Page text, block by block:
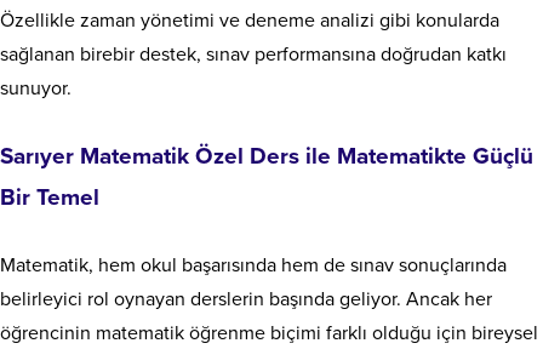
Özellikle zaman yönetimi ve deneme analizi gibi konularda
sağlanan birebir destek, sınav performansına doğrudan katkı
sunuyor.
Sarıyer Matematik Özel Ders ile Matematikte Güçlü
Bir Temel
Matematik, hem okul başarısında hem de sınav sonuçlarında
belirleyici rol oynayan derslerin başında geliyor. Ancak her
öğrencinin matematik öğrenme biçimi farklı olduğu için bireysel